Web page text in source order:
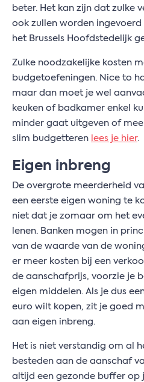
beter. Het kan zijn dat zulke
ook zullen worden ingevoerd
het Brussels Hoofdstedelijk
Zulke noodzakelijke kosten
budgetoefeningen. Nice to
maar dan moet je wel
keuken of badkamer enkel
minder gaat uitgeven of
slim budgetteren lees je hier.
Eigen inbreng
De overgrote meerderheid
een eerste eigen woning te
niet dat je zomaar om het
lenen. Banken mogen in
van de waarde van de
er meer kosten bij een
de aanschafprijs, voorzie je
eigen middelen. Als je dus
euro wilt kopen, zit je goed
aan eigen inbreng.
Het is niet verstandig om al
besteden aan de aanschaf
altijd een gezonde buffer op